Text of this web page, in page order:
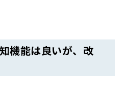
機能は良いが、改